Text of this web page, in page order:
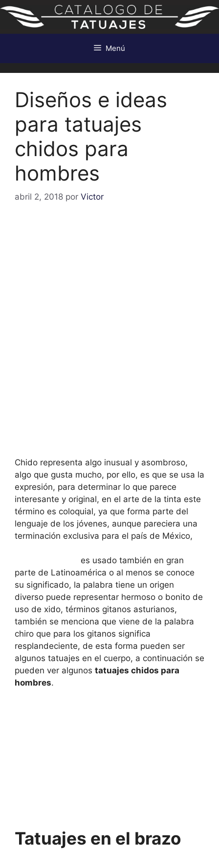
Saltar
contenido
Menú
Diseños e ideas
para tatuajes
chidos para
hombres
abril 2, 2018 por Victor
Chido representa algo inusual y asombroso,
algo que gusta mucho, por ello, es que se usa la
expresión, para determinar lo que parece
interesante y original, en el arte de la tinta este
término es coloquial, ya que forma parte del
lenguaje de los jóvenes, aunque pareciera una
terminación exclusiva para el país de México,
es usado también en gran
parte de Latinoamérica o al menos se conoce
su significado, la palabra tiene un origen
diverso puede representar hermoso o bonito de
uso de xido, términos gitanos asturianos,
también se menciona que viene de la palabra
chiro que para los gitanos significa
resplandeciente, de esta forma pueden ser
algunos tatuajes en el cuerpo, a continuación se
pueden ver algunos tatuajes chidos para
hombres.
Tatuajes en el brazo